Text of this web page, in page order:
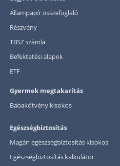
Állampapír összefoglaló
Részvény
TBSZ számla
Befektetési alapok
ETF
Gyermek megtakarítás
Babakötvény kisokos
Egészségbiztosítás
Magán egészségbiztosítás kisokos
Egészségbiztosítás kalkulátor